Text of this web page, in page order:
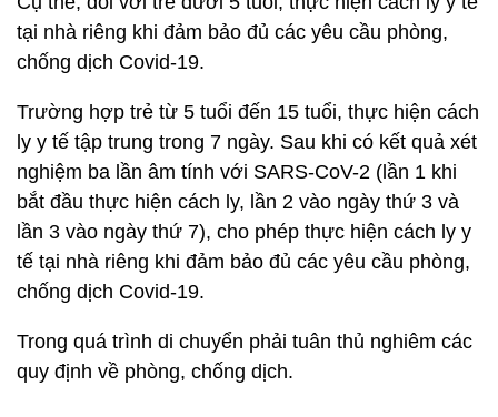
tại nhà riêng khi đảm bảo đủ các yêu cầu phòng,
chống dịch Covid-19.
Trường hợp trẻ từ 5 tuổi đến 15 tuổi, thực hiện cách
ly y tế tập trung trong 7 ngày. Sau khi có kết quả xét
nghiệm ba lần âm tính với SARS-CoV-2 (lần 1 khi
bắt đầu thực hiện cách ly, lần 2 vào ngày thứ 3 và
lần 3 vào ngày thứ 7), cho phép thực hiện cách ly y
tế tại nhà riêng khi đảm bảo đủ các yêu cầu phòng,
chống dịch Covid-19.
Trong quá trình di chuyển phải tuân thủ nghiêm các
quy định về phòng, chống dịch.